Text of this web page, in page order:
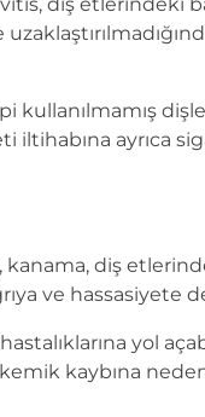
kullanılmamış
ayrıca
kanama, diş
ve hassasiyete
yol
kaybına